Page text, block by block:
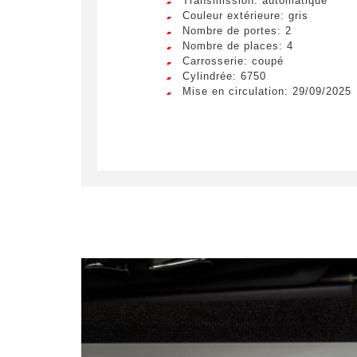
véhicule
En
Lorem
Lorem
Lorem
Couleur extérieure: gris
Nombre de portes: 2
Nombre de places: 4
Carrosserie: coupé
Cylindrée: 6750
Mise en circulation: 29/09/2025